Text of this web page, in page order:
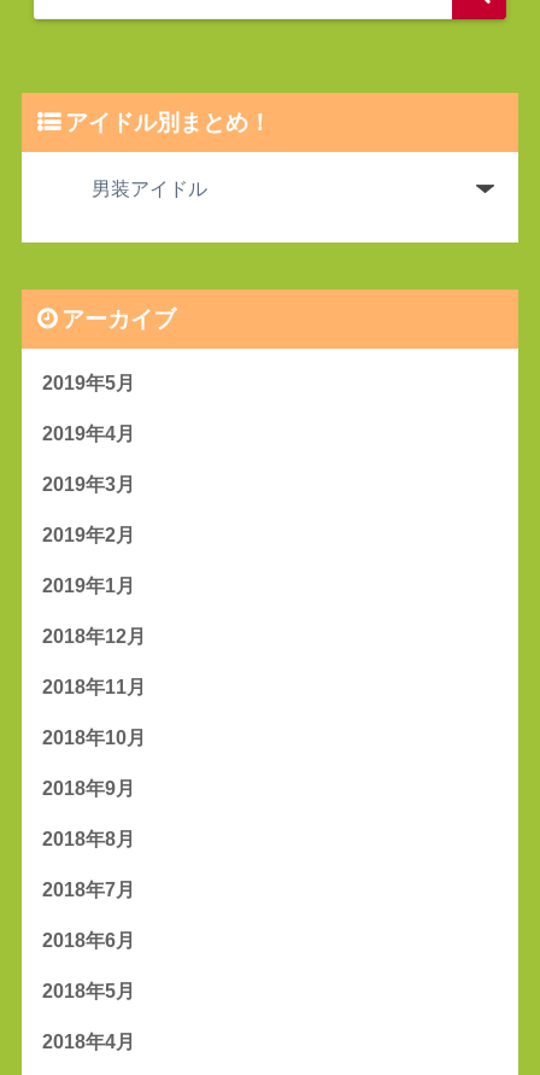
アイドル別まとめ！
アーカイブ
2019年5月
2019年4月
2019年3月
2019年2月
2019年1月
2018年12月
2018年11月
2018年10月
2018年9月
2018年8月
2018年7月
2018年6月
2018年5月
2018年4月